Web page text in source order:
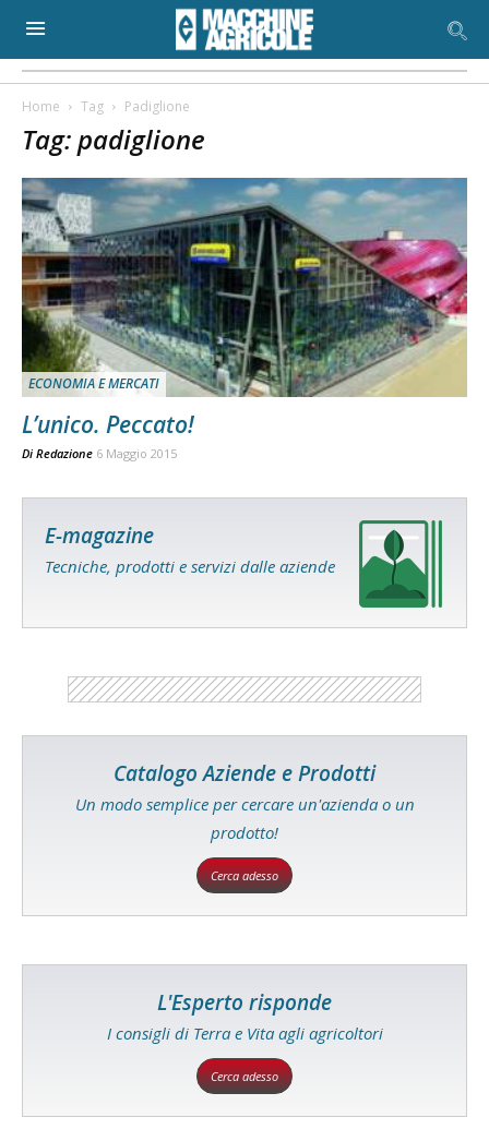
Home Tag Padiglione
Tag: padiglione
ECONOMIA E MERCATI
L’unico. Peccato!
Di Redazione 6 Maggio 2015
E-magazine
Tecniche, prodotti e servizi dalle aziende
Catalogo Aziende e Prodotti
Un modo semplice per cercare un'azienda o un
prodotto!
Cerca adesso
L'Esperto risponde
I consigli di Terra e Vita agli agricoltori
Cerca adesso